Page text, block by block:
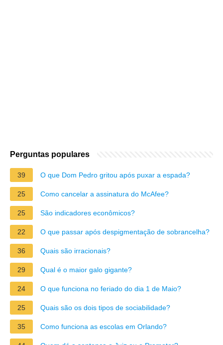
Perguntas populares
39 O que Dom Pedro gritou após puxar a espada?
25 Como cancelar a assinatura do McAfee?
25 São indicadores econômicos?
22 O que passar após despigmentação de sobrancelha?
36 Quais são irracionais?
29 Qual é o maior galo gigante?
24 O que funciona no feriado do dia 1 de Maio?
25 Quais são os dois tipos de sociabilidade?
35 Como funciona as escolas em Orlando?